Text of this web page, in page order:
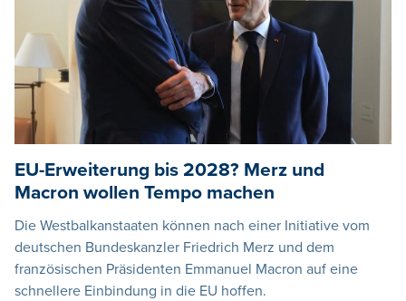
EU-Erweiterung bis 2028? Merz und
Macron wollen Tempo machen
Die Westbalkanstaaten können nach einer Initiative vom
deutschen Bundeskanzler Friedrich Merz und dem
französischen Präsidenten Emmanuel Macron auf eine
schnellere Einbindung in die EU hoffen.